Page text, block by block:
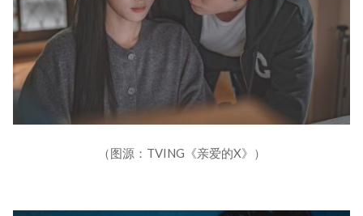
（图源：TVING《亲爱的X》）